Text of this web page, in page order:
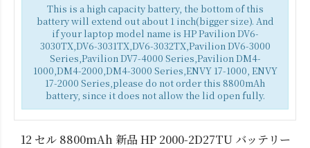
This is a high capacity battery, the bottom of this
battery will extend out about 1 inch(bigger size). And
if your laptop model name is HP Pavilion DV6-
3030TX,DV6-3031TX,DV6-3032TX,Pavilion DV6-3000
Series,Pavilion DV7-4000 Series,Pavilion DM4-
1000,DM4-2000,DM4-3000 Series,ENVY 17-1000, ENVY
17-2000 Series,please do not order this 8800mAh
battery, since it does not allow the lid open fully.
12 セル 8800mAh 新品 HP 2000-2D27TU バッテリー